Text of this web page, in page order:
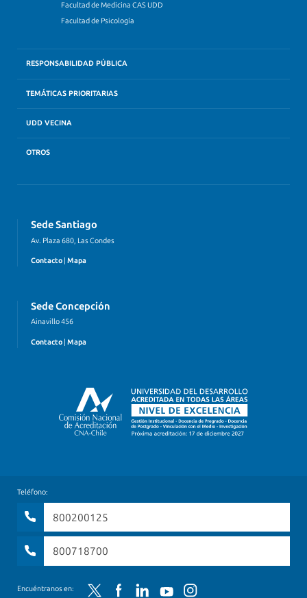
Facultad de Medicina CAS UDD
Facultad de Psicología
RESPONSABILIDAD PÚBLICA
TEMÁTICAS PRIORITARIAS
UDD VECINA
OTROS
Sede Santiago
Av. Plaza 680, Las Condes
Contacto | Mapa
Sede Concepción
Ainavillo 456
Contacto | Mapa
Teléfono:
800200125
800718700
Encuéntranos en: Twitter FacebookLinkedInYouTubeInstagram